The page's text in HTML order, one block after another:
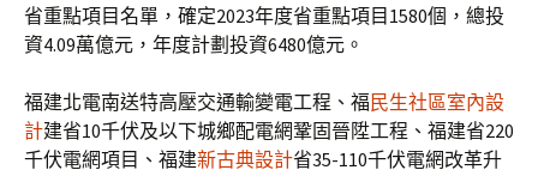
省重點項目名單，確定2023年度省重點項目1580個，總投
資4.09萬億元，年度計劃投資6480億元。
福建北電南送特高壓交通輸變電工程、福 民生社區室內設
計建省10千伏及以下城鄉配電網鞏固晉陞工程、福建省220
千伏電網項目、福建新古典設計省35-110千伏電網改革升